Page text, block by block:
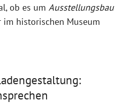
ob es um Ausstellungsbau
im historischen Museum